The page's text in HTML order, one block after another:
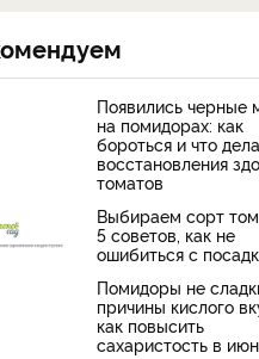
Появились черные
на помидорах: как
бороться и что
восстановления
томатов
Выбираем сорт
5 советов, как не
ошибиться с
Помидоры не
причины кислого
как повысить
сахаристость в